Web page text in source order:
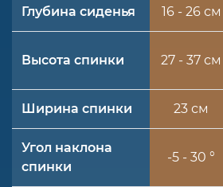
Глубина сиденья 16 - 26 см
Высота спинки 27 - 37 см
Ширина спинки 23 см
Угол наклона
спинки
-5 - 30 °